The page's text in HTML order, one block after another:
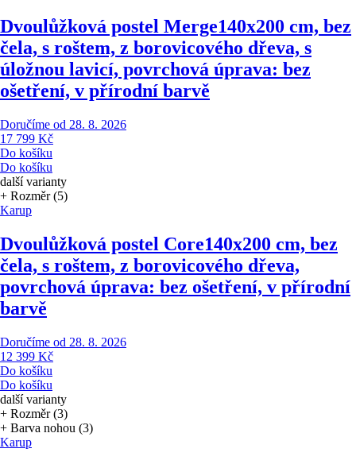
Dvoulůžková postel Merge140x200 cm, bez
čela, s roštem, z borovicového dřeva, s
úložnou lavicí, povrchová úprava: bez
ošetření, v přírodní barvě
Doručíme od 28. 8. 2026
17 799 Kč
Do košíku
Do košíku
další varianty
+ Rozměr (5)
Karup
Dvoulůžková postel Core140x200 cm, bez
čela, s roštem, z borovicového dřeva,
povrchová úprava: bez ošetření, v přírodní
barvě
Doručíme od 28. 8. 2026
12 399 Kč
Do košíku
Do košíku
další varianty
+ Rozměr (3)
+ Barva nohou (3)
Karup